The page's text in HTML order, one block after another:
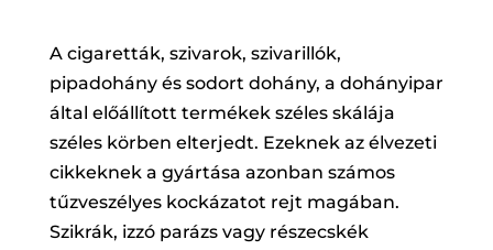
A cigaretták, szivarok, szivarillók,
pipadohány és sodort dohány, a dohányipar
által előállított termékek széles skálája
széles körben elterjedt. Ezeknek az élvezeti
cikkeknek a gyártása azonban számos
tűzveszélyes kockázatot rejt magában.
Szikrák, izzó parázs vagy részecskék